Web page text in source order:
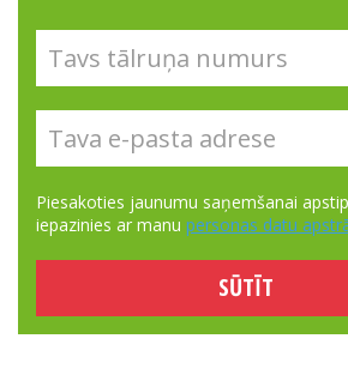
Piesakoties jaunumu saņemšanai
iepazinies ar manu personas datu